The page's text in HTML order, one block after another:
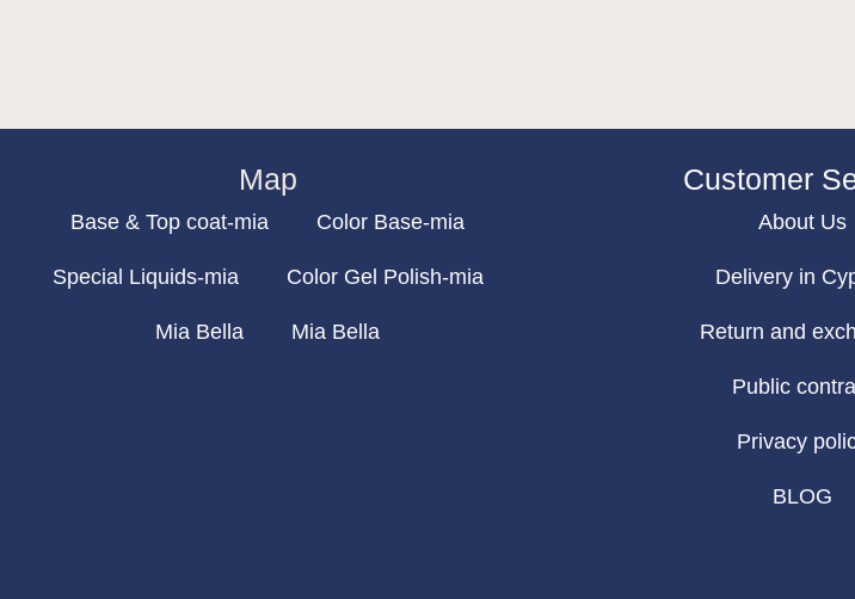
Customer
About Us
Delivery in
Return and
Public
Privacy
BLOG
Map
Base & Top coat-mia Color Base-mia
Special Liquids-mia Color Gel Polish-mia
Mia Bella Mia Bella